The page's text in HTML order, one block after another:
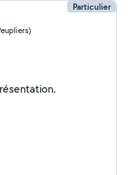
Particulier
pas encore renseigné ma présentation.